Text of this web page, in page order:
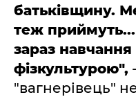
батьківщину.
теж приймуть...
зараз навчання
фізкультурою",
"вагнерівець"